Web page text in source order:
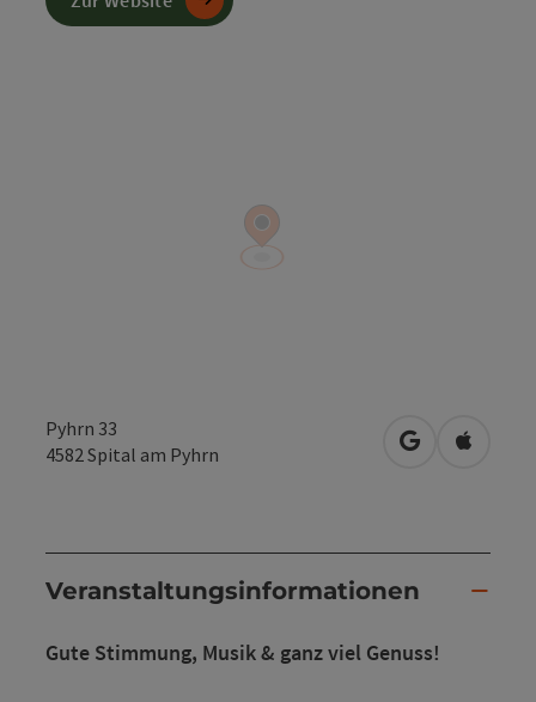
Pyhrn 33
4582 Spital am Pyhrn in Google
in
Veranstaltungsinformationen
Gute Stimmung, Musik & ganz viel Genuss!